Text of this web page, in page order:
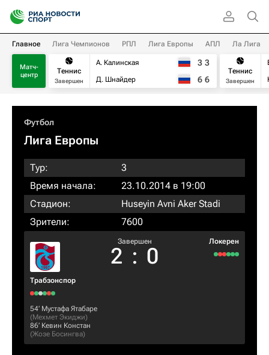
Главное Лига Чемпионов РПЛ Лига Европы АПЛ Ла Лига
Матч-
центр
Теннис
Завершен
А. Калинская
Д. Шнайдер
3 3
6 6
Теннис
Завершен
Футбол
Лига Европы
Тур:
3
Время начала:
23.10.2014 в 19:00
Стадион:
Huseyin Avni Aker Stadi
Зрители:
7600
Трабзонспор
Завершен
2 : 0
Локерен
54‎’‎ Мустафа Ятабаре
(Мехмет Экиджи)
86‎’‎ Кевин Констан
(Жозе Босингва)